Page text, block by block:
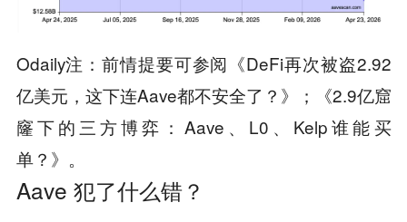
Odaily注：前情提要可参阅《DeFi再次被盗2.92
亿美元，这下连Aave都不安全了？》；《2.9亿窟
窿下的三方博弈：Aave、L0、Kelp谁能买
单？》。
Aave 犯了什么错？